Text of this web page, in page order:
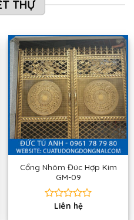
5
sao
THỰ
Cổng Nhôm Đúc Hợp Kim
GM-09
Được
Liên hệ